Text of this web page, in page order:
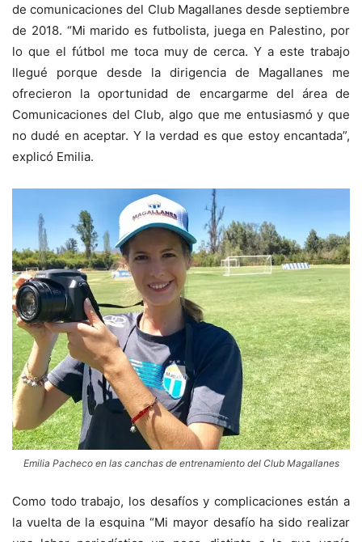
de comunicaciones del Club Magallanes desde septiembre
de 2018. “Mi marido es futbolista, juega en Palestino, por
lo que el fútbol me toca muy de cerca. Y a este trabajo
llegué porque desde la dirigencia de Magallanes me
ofrecieron la oportunidad de encargarme del área de
Comunicaciones del Club, algo que me entusiasmó y que
no dudé en aceptar. Y la verdad es que estoy encantada”,
explicó Emilia.
Emilia Pacheco en las canchas de entrenamiento del Club Magallanes
Como todo trabajo, los desafíos y complicaciones están a
la vuelta de la esquina “Mi mayor desafío ha sido realizar